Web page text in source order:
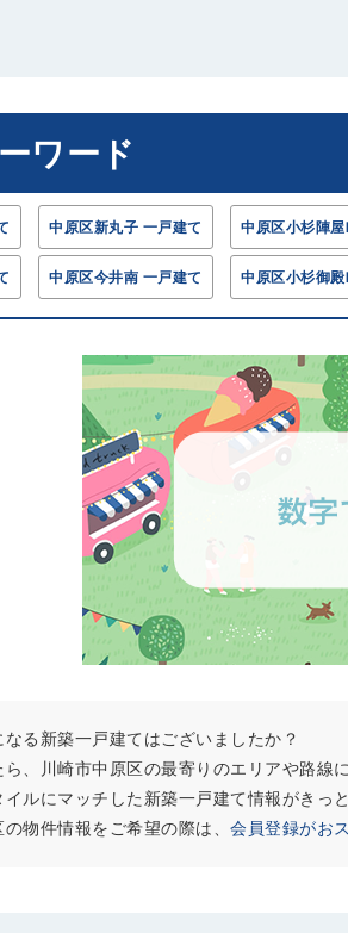
ワード
中原区新丸子 一戸建て 中原区小杉陣
中原区今井南 一戸建て 中原区小杉御
る新築一戸建てはございましたか？
、川崎市中原区の最寄りのエリアや路
ルにマッチした新築一戸建て情報がきっ
物件情報をご希望の際は、 会員登録がお